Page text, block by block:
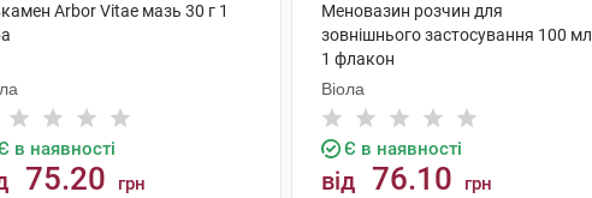
Arbor Vitae мазь 30 г 1
в наявності
75.20 грн
Меновазин розчин для
зовнішнього застосування 100 мл
1 флакон
Віола
Є в наявності
від 76.10 грн